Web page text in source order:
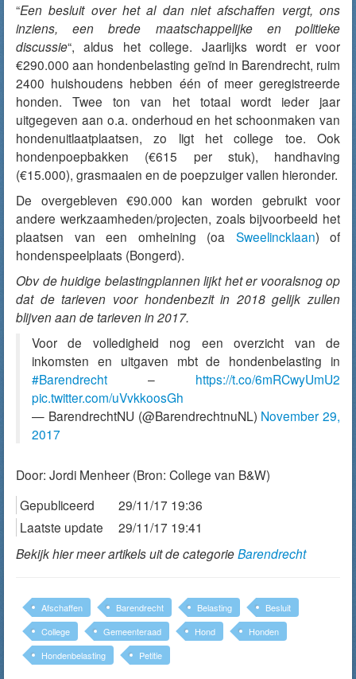
“Een besluit over het al dan niet afschaffen vergt, ons
inziens, een brede maatschappelijke en politieke
discussie“, aldus het college. Jaarlijks wordt er voor
€290.000 aan hondenbelasting geïnd in Barendrecht, ruim
2400 huishoudens hebben één of meer geregistreerde
honden. Twee ton van het totaal wordt ieder jaar
uitgegeven aan o.a. onderhoud en het schoonmaken van
hondenuitlaatplaatsen, zo ligt het college toe. Ook
hondenpoepbakken (€615 per stuk), handhaving
(€15.000), grasmaaien en de poepzuiger vallen hieronder.
De overgebleven €90.000 kan worden gebruikt voor
andere werkzaamheden/projecten, zoals bijvoorbeeld het
plaatsen van een omheining (oa Sweelincklaan) of
hondenspeelplaats (Bongerd).
Obv de huidige belastingplannen lijkt het er vooralsnog op
dat de tarieven voor hondenbezit in 2018 gelijk zullen
blijven aan de tarieven in 2017.
Voor de volledigheid nog een overzicht van de
inkomsten en uitgaven mbt de hondenbelasting in
#Barendrecht – https://t.co/6mRCwyUmU2
pic.twitter.com/uVvkkoosGh
— BarendrechtNU (@BarendrechtnuNL) November 29,
2017
Door: Jordi Menheer (Bron: College van B&W)
Gepubliceerd
29/11/17 19:36
Laatste update
29/11/17 19:41
Bekijk hier meer artikels uit de categorieBarendrecht
Afschaffen Barendrecht Belasting
Besluit
College
Gemeenteraad Hond
Honden
Hondenbelasting
Petitie